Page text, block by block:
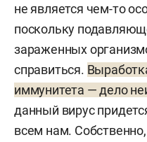
не является чем-то
поскольку
зараженных
справиться.
иммунитета — дело
данный вирус
всем нам.